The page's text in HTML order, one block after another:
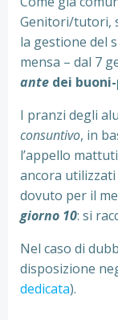
Genitori/tutori,
la gestione del
mensa – dal 7
ante dei
I pranzi degli
consuntivo, in
l’appello
ancora
dovuto per il
giorno 10: si
Nel caso di
disposizione
dedicata).